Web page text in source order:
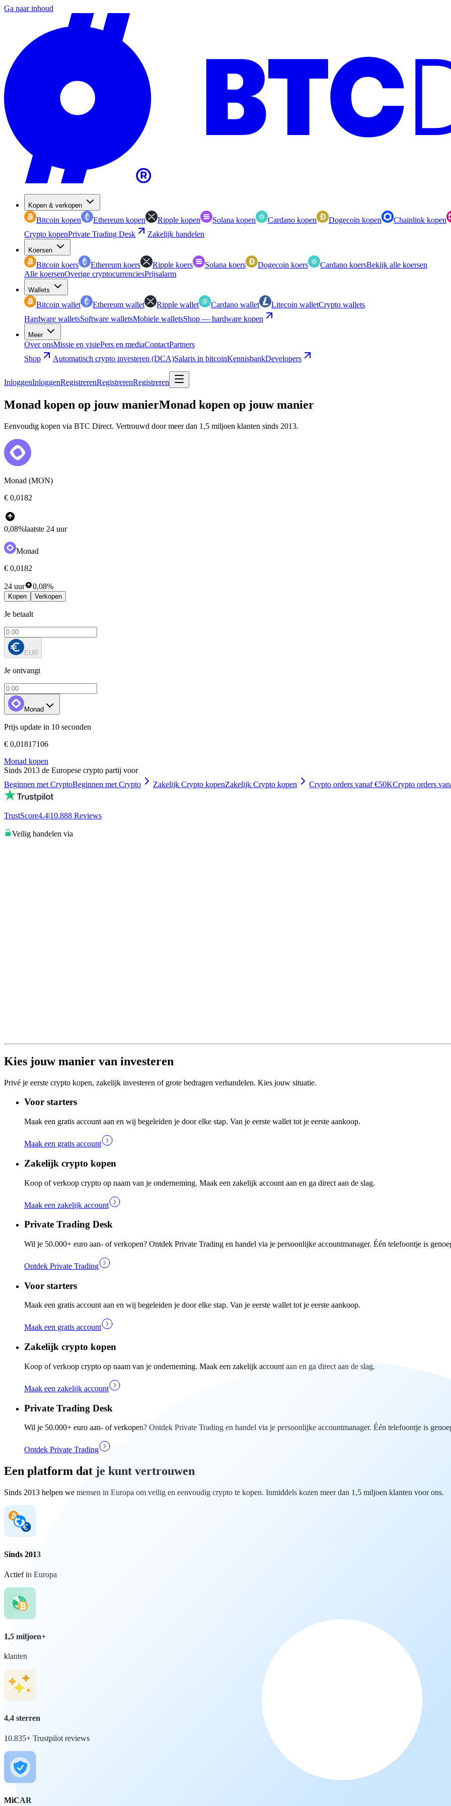
Ga naar inhoud
Kopen & verkopen
Bitcoin kopen Ethereum kopen Ripple kopen Solana kopen Cardano kopen Dogecoin kopen
Chainlink kopen
Crypto kopenPrivate Trading Desk Zakelijk handelen
Koersen
Bitcoin koers Ethereum koers Ripple koers Solana koers Dogecoin koers Cardano koersBekijk alle koersen
Alle koersenOverige cryptocurrenciesPrijsalarm
Wallets
Bitcoin wallet Ethereum wallet Ripple wallet Cardano wallet Litecoin walletCrypto wallets
Hardware walletsSoftware walletsMobiele walletsShop — hardware kopen
Meer
Over onsMissie en visiePers en mediaContactPartners
Shop
Automatisch crypto investeren (DCA)Salaris in bitcoinKennisbankDevelopers
InloggenInloggenRegistrerenRegistrerenRegistreren
Monad kopen op jouw manierMonad kopen op jouw manier
Eenvoudig kopen via BTC Direct. Vertrouwd door meer dan 1,5 miljoen klanten sinds 2013.
Monad (MON)
€ 0,0182
0,08%laatste 24 uur
Monad
€ 0,0182
24 uur 0,08%
Kopen Verkopen
Je betaalt
EUR
Je ontvangt
Monad
Prijs update in 10 seconden
€ 0,01817106
Monad kopen
Sinds 2013 de Europese crypto partij voor
Beginnen met CryptoBeginnen met Crypto Zakelijk Crypto kopenZakelijk Crypto kopen Crypto orders vanaf €50KCrypto orders
TrustScore4.4|10.888 Reviews
Veilig handelen via
Kies jouw manier van investeren
Privé je eerste crypto kopen, zakelijk investeren of grote bedragen verhandelen. Kies jouw situatie.
Voor starters
Maak een gratis account aan en wij begeleiden je door elke stap. Van je eerste wallet tot je eerste aankoop.
Maak een gratis account
Zakelijk crypto kopen
Koop of verkoop crypto op naam van je onderneming. Maak een zakelijk account aan en ga direct aan de slag.
Maak een zakelijk account
Private Trading Desk
Wil je 50.000+ euro aan- of verkopen? Ontdek Private Trading en handel via je persoonlijke accountmanager. Één telefoontje is
Ontdek Private Trading
Voor starters
Maak een gratis account aan en wij begeleiden je door elke stap. Van je eerste wallet tot je eerste aankoop.
Maak een gratis account
Zakelijk crypto kopen
Koop of verkoop crypto op naam van je onderneming. Maak een zakelijk account aan en ga direct aan de slag.
Maak een zakelijk account
Private Trading Desk
Wil je 50.000+ euro aan- of verkopen? Ontdek Private Trading en handel via je persoonlijke accountmanager. Één telefoontje is
Ontdek Private Trading
Een platform dat je kunt vertrouwen
Sinds 2013 helpen we mensen in Europa om veilig en eenvoudig crypto te kopen. Inmiddels kozen meer dan 1,5 miljoen klanten voor ons.
Sinds 2013
Actief in Europa
1,5 miljoen+
klanten
4,4 sterren
10.835+ Trustpilot reviews
MiCAR